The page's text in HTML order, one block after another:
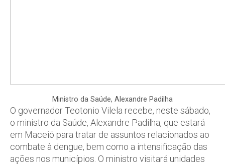
Ministro da Saúde, Alexandre Padilha
O governador Teotonio Vilela recebe, neste sábado,
o ministro da Saúde, Alexandre Padilha, que estará
em Maceió para tratar de assuntos relacionados ao
combate à dengue, bem como a intensificação das
ações nos municípios. O ministro visitará unidades